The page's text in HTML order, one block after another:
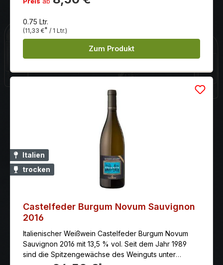
Eine beeindruckende Komplexität und Länge.
0.75 Ltr.
(11,33 €* / 1 Ltr.)
Zum Produkt
Italien
trocken
Castelfeder Burgum Novum Sauvignon
2016
Italienischer Weißwein Castelfeder Burgum Novum
Sauvignon 2016 mit 13,5 % vol. Seit dem Jahr 1989
sind die Spitzengewächse des Weinguts unter